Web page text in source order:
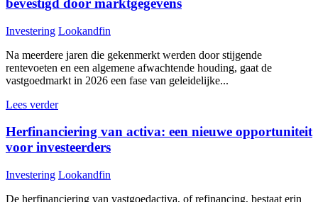
bevestigd door marktgegevens
Investering Lookandfin
Na meerdere jaren die gekenmerkt werden door stijgende
rentevoeten en een algemene afwachtende houding, gaat de
vastgoedmarkt in 2026 een fase van geleidelijke...
Lees verder
Herfinanciering van activa: een nieuwe opportuniteit
voor investeerders
Investering Lookandfin
De herfinanciering van vastgoedactiva, of refinancing, bestaat erin